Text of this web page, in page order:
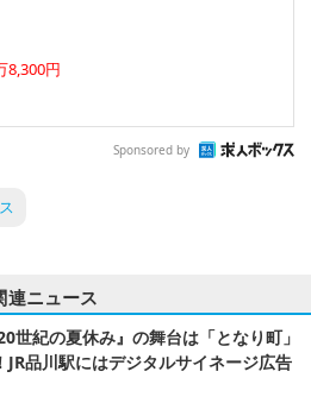
8,300円
Sponsored by
連ニュース
世紀の夏休み』の舞台は「となり町」
JR品川駅にはデジタルサイネージ広告